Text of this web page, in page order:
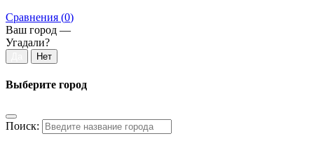
Сравнения (0)
Ваш город —
Угадали?
Выберите город
Поиск: